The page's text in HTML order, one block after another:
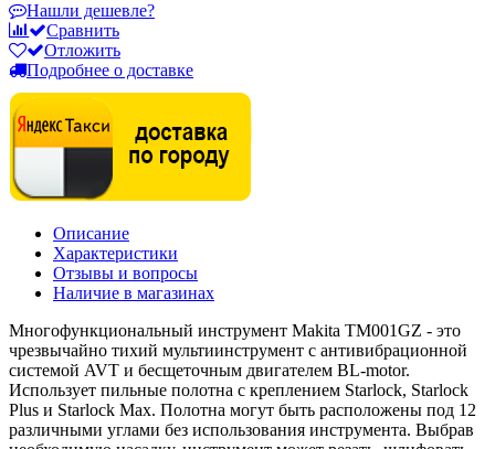
Нашли дешевле?
Сравнить
Отложить
Подробнее о доставке
Описание
Характеристики
Отзывы и вопросы
Наличие в магазинах
Многофункциональный инструмент Makita TM001GZ - это
чрезвычайно тихий мультиинструмент с антивибрационной
системой AVT и бесщеточным двигателем BL-motor.
Использует пильные полотна с креплением Starlock, Starlock
Plus и Starlock Max. Полотна могут быть расположены под 12
различными углами без использования инструмента. Выбрав